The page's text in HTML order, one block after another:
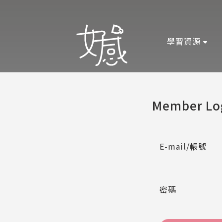
學習資源
Member
E-mail/帳號
密碼